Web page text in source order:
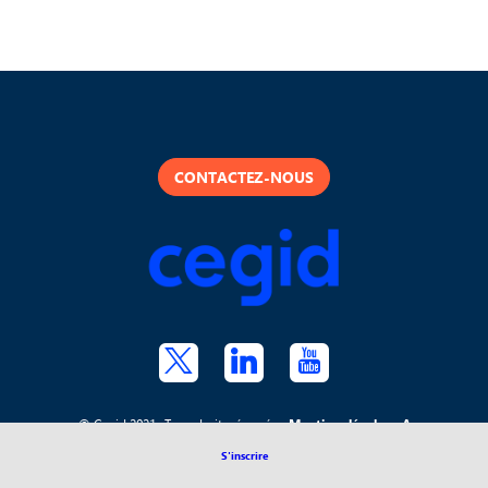
CONTACTEZ-NOUS
© Cegid 2021- Tous droits réservés -Mentions légales-A
S'inscrire